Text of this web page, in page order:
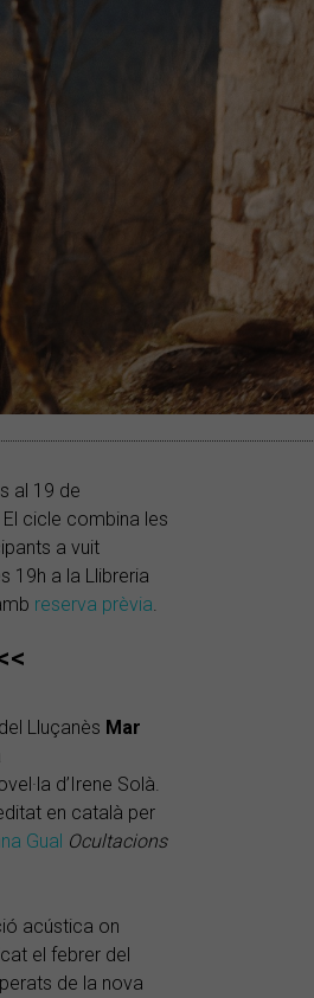
al 19 de
cicle combina les
a vuit
19h a la Llibreria
reserva prèvia.
Lluçanès Mar
d’Irene Solà.
en català per
Gual Ocultacions
acústica on
el febrer del
de la nova